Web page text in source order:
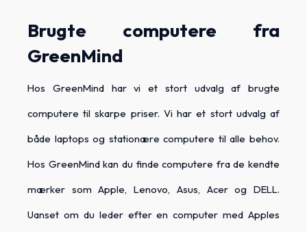
Brugte computere fra
GreenMind
Hos GreenMind har vi et stort udvalg af brugte
computere til skarpe priser. Vi har et stort udvalg af
både laptops og stationære computere til alle behov.
Hos GreenMind kan du finde computere fra de kendte
mærker som Apple, Lenovo, Asus, Acer og DELL.
Uanset om du leder efter en computer med Apples